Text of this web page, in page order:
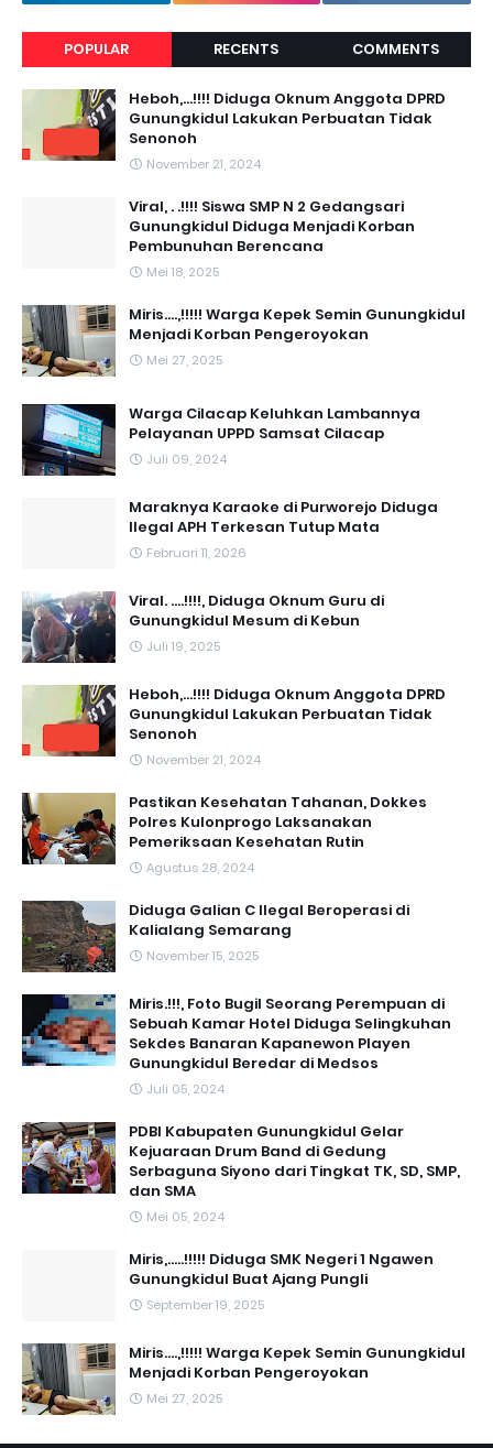
POPULAR RECENTS COMMENTS
Heboh,...!!!! Diduga Oknum Anggota DPRD
Gunungkidul Lakukan Perbuatan Tidak
Senonoh
November 21, 2024
Viral, . .!!!! Siswa SMP N 2 Gedangsari
Gunungkidul Diduga Menjadi Korban
Pembunuhan Berencana
Mei 18, 2025
Miris....,!!!!! Warga Kepek Semin Gunungkidul
Menjadi Korban Pengeroyokan
Mei 27, 2025
Warga Cilacap Keluhkan Lambannya
Pelayanan UPPD Samsat Cilacap
Juli 09, 2024
Maraknya Karaoke di Purworejo Diduga
Ilegal APH Terkesan Tutup Mata
Februari 11, 2026
Viral. ....!!!!, Diduga Oknum Guru di
Gunungkidul Mesum di Kebun
Juli 19, 2025
Heboh,...!!!! Diduga Oknum Anggota DPRD
Gunungkidul Lakukan Perbuatan Tidak
Senonoh
November 21, 2024
Pastikan Kesehatan Tahanan, Dokkes
Polres Kulonprogo Laksanakan
Pemeriksaan Kesehatan Rutin
Agustus 28, 2024
Diduga Galian C Ilegal Beroperasi di
Kalialang Semarang
November 15, 2025
Miris.!!!, Foto Bugil Seorang Perempuan di
Sebuah Kamar Hotel Diduga Selingkuhan
Sekdes Banaran Kapanewon Playen
Gunungkidul Beredar di Medsos
Juli 05, 2024
PDBI Kabupaten Gunungkidul Gelar
Kejuaraan Drum Band di Gedung
Serbaguna Siyono dari Tingkat TK, SD, SMP,
dan SMA
Mei 05, 2024
Miris,.....!!!!! Diduga SMK Negeri 1 Ngawen
Gunungkidul Buat Ajang Pungli
September 19, 2025
Miris....,!!!!! Warga Kepek Semin Gunungkidul
Menjadi Korban Pengeroyokan
Mei 27, 2025